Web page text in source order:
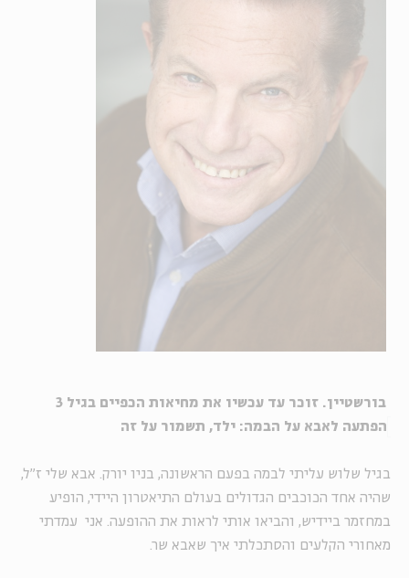
בורשטיין. זוכר עד עכשיו את מחיאות הכפיים בגיל 3
הפתעה לאבא על הבמה: ילד, תשמור על זה
בגיל שלוש עליתי לבמה בפעם הראשונה, בניו יורק. אבא שלי ז"ל,
שהיה אחד הכוכבים הגדולים בעולם התיאטרון היידי, הופיע
במחזמר ביידיש, והביאו אותי לראות את ההופעה. אני עמדתי
מאחורי הקלעים והסתכלתי איך שאבא שר.